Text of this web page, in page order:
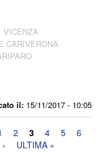
il: 15/11/2017 - 10:05
VICENZA
CARIVERONA
2 3 4 5
6
ULTIMA »